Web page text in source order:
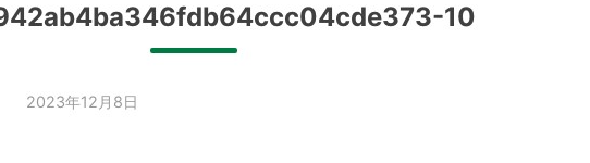
10
2023年12月8日